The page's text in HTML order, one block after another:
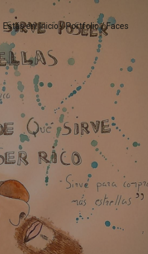
Estás en:Inicio /Portfolio/Faces